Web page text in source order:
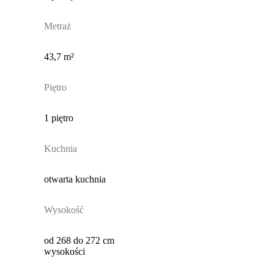
Metraż
43,7 m²
Piętro
1 piętro
Kuchnia
otwarta kuchnia
Wysokość
od 268 do 272 cm
wysokości